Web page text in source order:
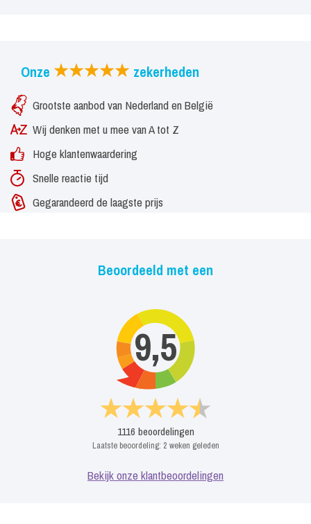
Onze zekerheden
Grootste aanbod van Nederland en België
Wij denken met u mee van A tot Z
Hoge klantenwaardering
Snelle reactie tijd
Gegarandeerd de laagste prijs
Beoordeeld met een
9,5
1116 beoordelingen
Laatste beoordeling: 2 weken geleden
Bekijk onze klantbeoordelingen